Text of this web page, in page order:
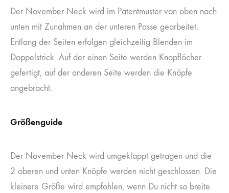
Der November Neck wird im Patentmuster von oben nach
unten mit Zunahmen an der unteren Passe gearbeitet.
Entlang der Seiten erfolgen gleichzeitig Blenden im
Doppelstrick. Auf der einen Seite werden Knopflöcher
gefertigt, auf der anderen Seite werden die Knöpfe
angebracht.
Größenguide
Der November Neck wird umgeklappt getragen und die
2 oberen und unten Knöpfe werden nicht geschlossen. Die
kleinere Größe wird empfohlen, wenn Du nicht so breite